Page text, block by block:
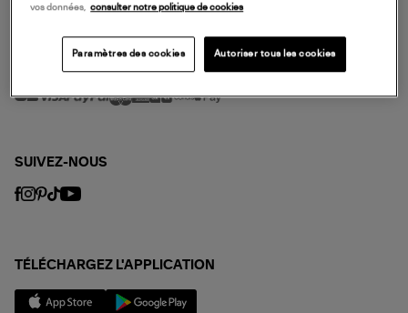
MODE DE PAIEMENT
SUIVEZ-NOUS
TÉLÉCHARGEZ L'APPLICATION
vos données,
consulter notre politique de cookies
Paramètres des cookies Autoriser tous les cookies